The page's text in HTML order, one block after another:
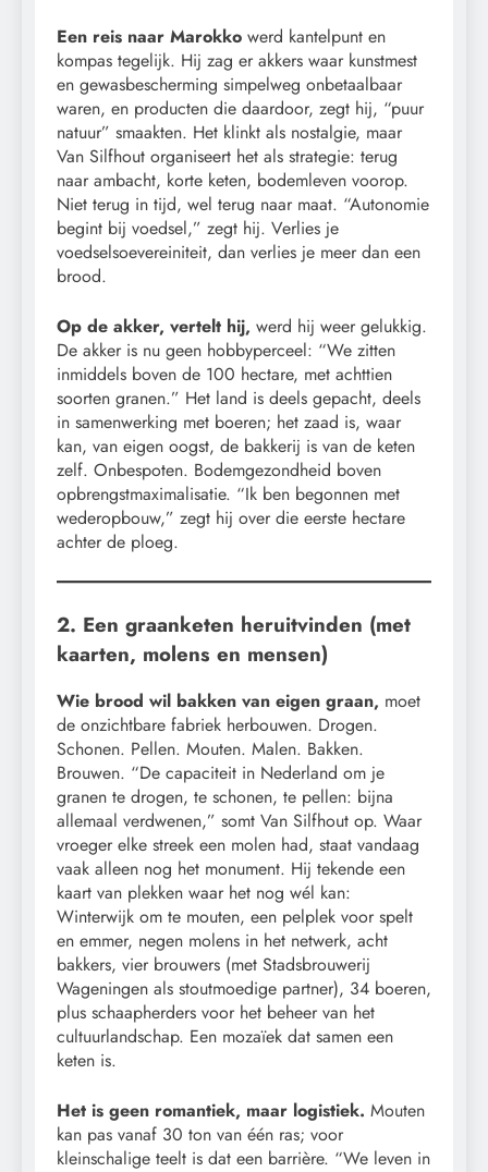
Een reis naar Marokko werd kantelpunt en
kompas tegelijk. Hij zag er akkers waar kunstmest
en gewasbescherming simpelweg onbetaalbaar
waren, en producten die daardoor, zegt hij, “puur
natuur” smaakten. Het klinkt als nostalgie, maar
Van Silfhout organiseert het als strategie: terug
naar ambacht, korte keten, bodemleven voorop.
Niet terug in tijd, wel terug naar maat. “Autonomie
begint bij voedsel,” zegt hij. Verlies je
voedselsoevereiniteit, dan verlies je meer dan een
brood.
Op de akker, vertelt hij, werd hij weer gelukkig.
De akker is nu geen hobbyperceel: “We zitten
inmiddels boven de 100 hectare, met achttien
soorten granen.” Het land is deels gepacht, deels
in samenwerking met boeren; het zaad is, waar
kan, van eigen oogst, de bakkerij is van de keten
zelf. Onbespoten. Bodemgezondheid boven
opbrengstmaximalisatie. “Ik ben begonnen met
wederopbouw,” zegt hij over die eerste hectare
achter de ploeg.
2. Een graanketen heruitvinden (met
kaarten, molens en mensen)
Wie brood wil bakken van eigen graan, moet
de onzichtbare fabriek herbouwen. Drogen.
Schonen. Pellen. Mouten. Malen. Bakken.
Brouwen. “De capaciteit in Nederland om je
granen te drogen, te schonen, te pellen: bijna
allemaal verdwenen,” somt Van Silfhout op. Waar
vroeger elke streek een molen had, staat vandaag
vaak alleen nog het monument. Hij tekende een
kaart van plekken waar het nog wél kan:
Winterwijk om te mouten, een pelplek voor spelt
en emmer, negen molens in het netwerk, acht
bakkers, vier brouwers (met Stadsbrouwerij
Wageningen als stoutmoedige partner), 34 boeren,
plus schaapherders voor het beheer van het
cultuurlandschap. Een mozaïek dat samen een
keten is.
Het is geen romantiek, maar logistiek. Mouten
kan pas vanaf 30 ton van één ras; voor
kleinschalige teelt is dat een barrière. “We leven in